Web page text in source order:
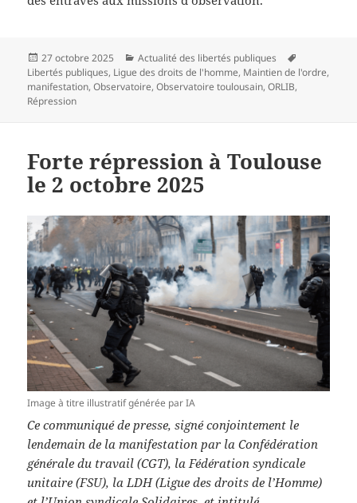
Publié
le
27 octobre 2025 Catégories
Actualité des libertés publiques
clés
Libertés publiques, Ligue des droits de l'homme, Maintien de l'ordre,
manifestation,Observatoire,Observatoire toulousain,ORLIB,
Répression
Forte répression à Toulouse
le 2 octobre 2025
Image à titre illustratif générée par IA
Ce communiqué de presse, signé conjointement le
lendemain de la manifestation par la Confédération
générale du travail (CGT), la Fédération syndicale
unitaire (FSU), la LDH (Ligue des droits de l’Homme)